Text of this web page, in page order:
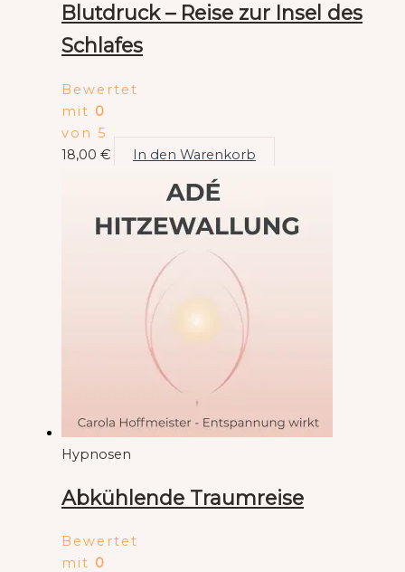
Blutdruck – Reise zur Insel des
Schlafes
Bewertet
mit 0
von 5
18,00 € In den Warenkorb
Hypnosen
Abkühlende Traumreise
Bewertet
mit 0